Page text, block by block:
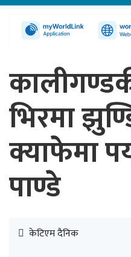
भिरमा
क्याफेमा
पाण्डे
केटिएम दैनिक